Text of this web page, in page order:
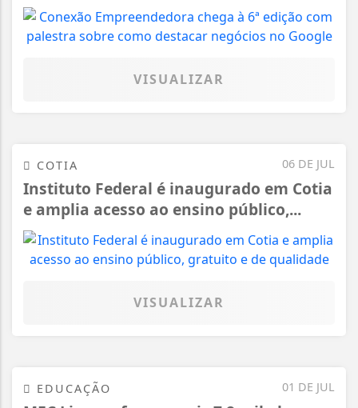
VISUALIZAR
06 DE JUL
COTIA
Instituto Federal é inaugurado em Cotia
e amplia acesso ao ensino público,...
VISUALIZAR
01 DE JUL
EDUCAÇÃO